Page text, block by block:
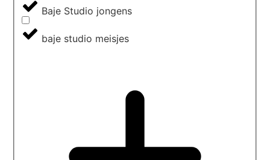
Baje Studio jongens
baje studio meisjes